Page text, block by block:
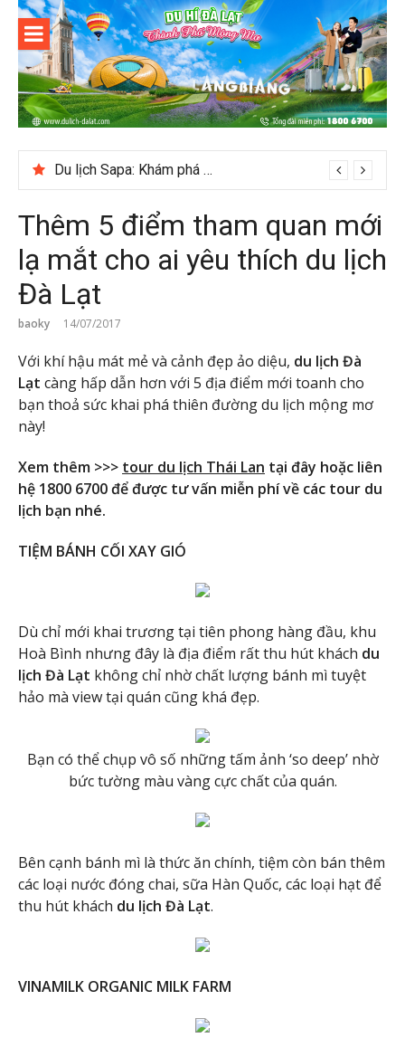
Skip
content
Du lịch Đà
Lạt
Du lịch Sapa: Khám phá bản Ý Linh Hồ độc đáo giữa Tây Bắc
Thêm 5 điểm tham quan mới
lạ mắt cho ai yêu thích du lịch
Đà Lạt
baoky 14/07/2017
Với khí hậu mát mẻ và cảnh đẹp ảo diệu, du lịch Đà
Lạt càng hấp dẫn hơn với 5 địa điểm mới toanh cho
bạn thoả sức khai phá thiên đường du lịch mộng mơ
này!
Xem thêm >>> tour du lịch Thái Lan tại đây hoặc liên
hệ 1800 6700 để được tư vấn miễn phí về các tour du
lịch bạn nhé.
TIỆM BÁNH CỐI XAY GIÓ
Dù chỉ mới khai trương tại tiên phong hàng đầu, khu
Hoà Bình nhưng đây là địa điểm rất thu hút khách du
lịch Đà Lạt không chỉ nhờ chất lượng bánh mì tuyệt
hảo mà view tại quán cũng khá đẹp.
Bạn có thể chụp vô số những tấm ảnh ‘so deep’ nhờ
bức tường màu vàng cực chất của quán.
Bên cạnh bánh mì là thức ăn chính, tiệm còn bán thêm
các loại nước đóng chai, sữa Hàn Quốc, các loại hạt để
thu hút khách du lịch Đà Lạt.
VINAMILK ORGANIC MILK FARM